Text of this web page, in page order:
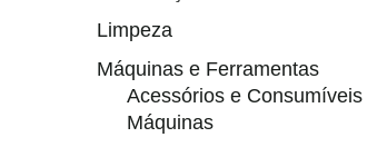
Limpeza
Máquinas e Ferramentas
Acessórios e Consumíveis
Máquinas